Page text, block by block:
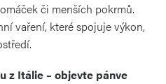
či menších pokrmů.
vaření, které spojuje výkon,
z Itálie – objevte pánve